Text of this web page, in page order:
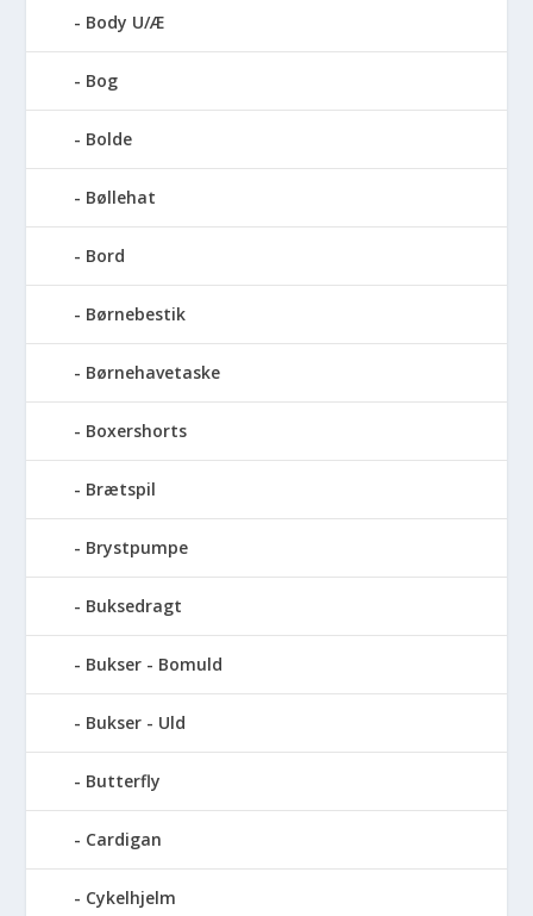
Body U/Æ
Bog
Bolde
Bøllehat
Bord
Børnebestik
Børnehavetaske
Boxershorts
Brætspil
Brystpumpe
Buksedragt
Bukser - Bomuld
Bukser - Uld
Butterfly
Cardigan
Cykelhjelm